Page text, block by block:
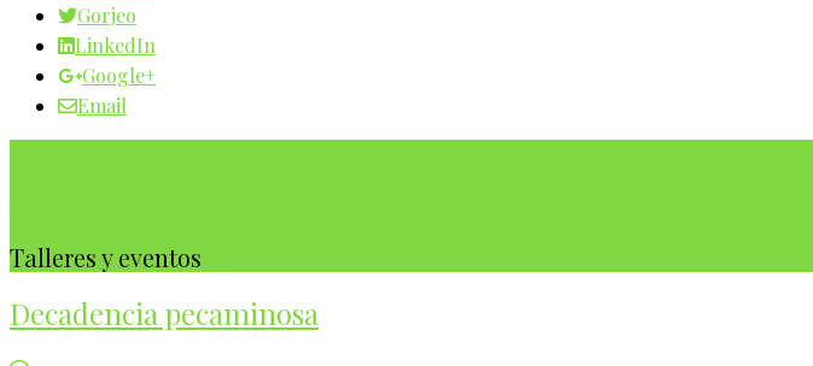
Gorjeo
LinkedIn
Google+
Email
Talleres y eventos
Decadencia pecaminosa